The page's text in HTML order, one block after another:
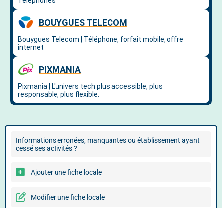
Informations erronées, manquantes ou établissement ayant
cessé ses activités ?
Ajouter une fiche locale
Modifier une fiche locale